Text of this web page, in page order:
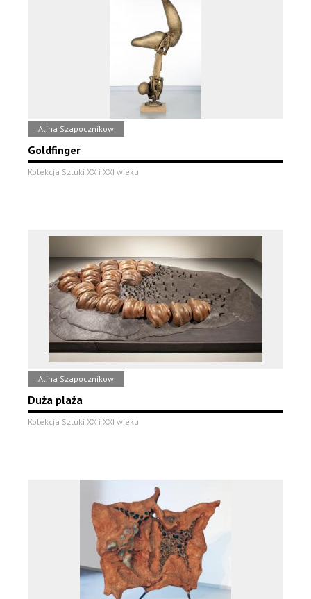
Alina Szapocznikow
Goldfinger
Kolekcja Sztuki XX i XXI wieku
Alina Szapocznikow
Duża plaża
Kolekcja Sztuki XX i XXI wieku